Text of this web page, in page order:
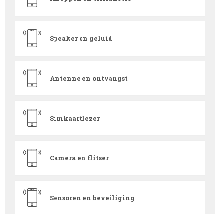
Speaker en geluid
Antenne en ontvangst
Simkaartlezer
Camera en flitser
Sensoren en beveiliging